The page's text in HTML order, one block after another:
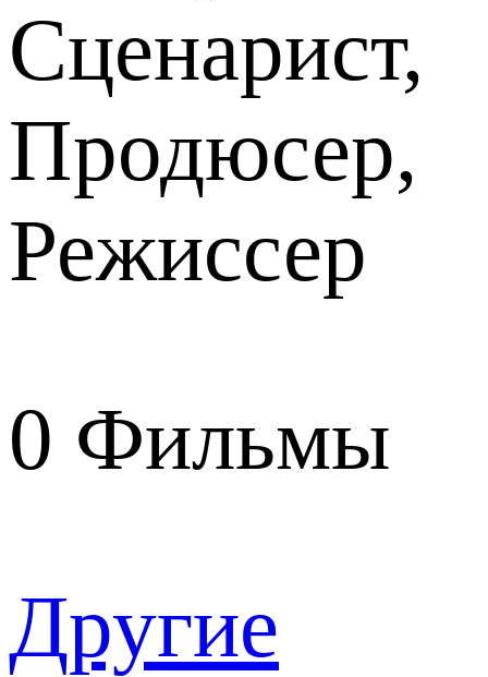
Сценарист,
Продюсер,
Режиссер
0 Фильмы
Другие